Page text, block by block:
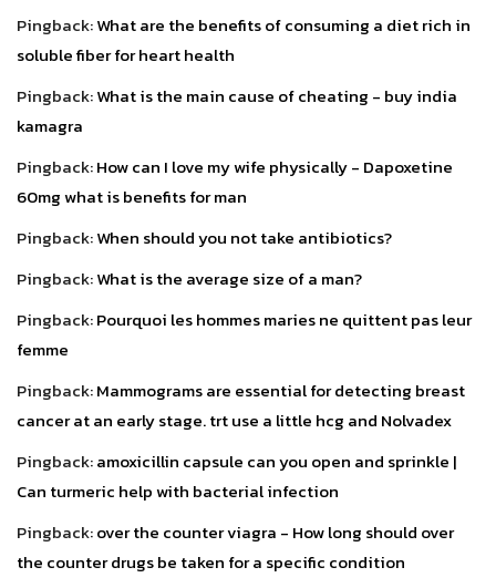
Pingback:What are the benefits of consuming a diet rich in
soluble fiber for heart health
Pingback:What is the main cause of cheating - buy india
kamagra
Pingback:How can I love my wife physically - Dapoxetine
60mg what is benefits for man
Pingback:When should you not take antibiotics?
Pingback:What is the average size of a man?
Pingback:Pourquoi les hommes maries ne quittent pas leur
femme
Pingback:Mammograms are essential for detecting breast
cancer at an early stage. trt use a little hcg and Nolvadex
Pingback:amoxicillin capsule can you open and sprinkle |
Can turmeric help with bacterial infection
Pingback:over the counter viagra - How long should over
the counter drugs be taken for a specific condition